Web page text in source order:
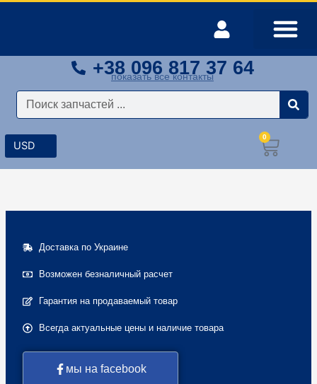
+38 096 817 37 64
показать все контакты
Поиск
0
Доставка по Украине
Возможен безналичный расчет
Гарантия на продаваемый товар
Всегда актуальные цены и наличие товара
мы на facebook